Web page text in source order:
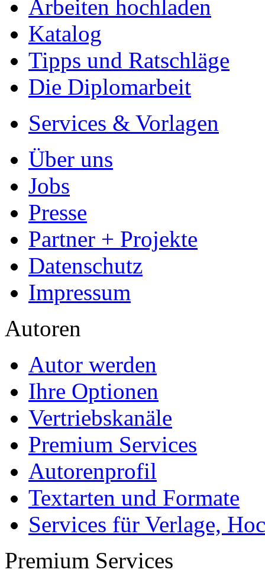
Arbeiten hochladen
Katalog
Tipps und Ratschläge
Die Diplomarbeit
Services & Vorlagen
Über uns
Jobs
Presse
Partner + Projekte
Datenschutz
Impressum
Autoren
Autor werden
Ihre Optionen
Vertriebskanäle
Premium Services
Autorenprofil
Textarten und Formate
Services für Verlage,
Premium Services